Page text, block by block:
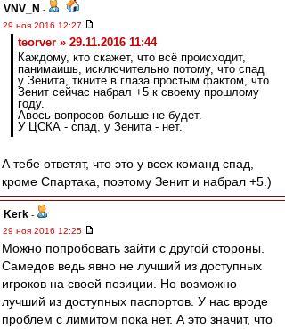
VNV_N -
29 ноя 2016 12:27
teorver » 29.11.2016 11:44
Каждому, кто скажет, что всё происходит,
панимаишь, исключительно потому, что спад
у Зенита, ткните в глаза простым фактом, что
Зенит сейчас набрал +5 к своему прошлому
году.
Авось вопросов больше не будет.
У ЦСКА - спад, у Зенита - нет.
А тебе ответят, что это у всех команд спад,
кроме Спартака, поэтому Зенит и набрал +5.)
Kerk -
29 ноя 2016 12:25
Можно попробовать зайти с другой стороны.
Самедов ведь явно не лучший из доступных
игроков на своей позиции. Но возможно
лучший из доступных паспортов. У нас вроде
проблем с лимитом пока нет. А это значит, что